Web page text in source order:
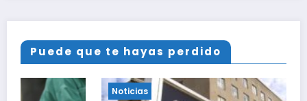
Puede que te hayas perdido
Noticias